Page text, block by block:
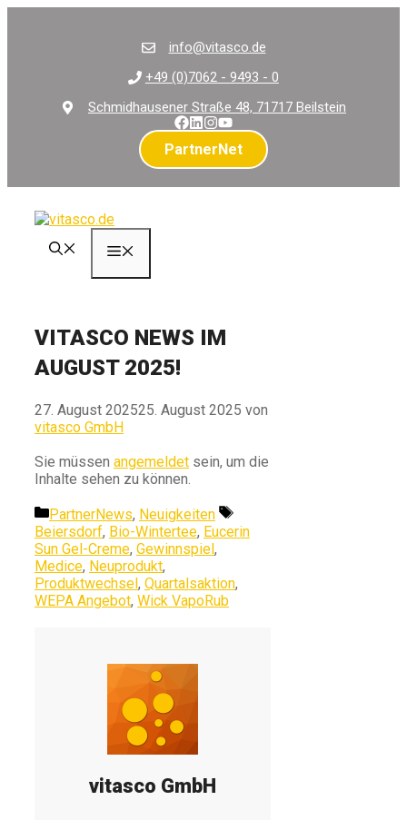
info@vitasco.de
+49 (0)7062 - 9493 - 0
Schmidhausener Straße 48, 71717 Beilstein
PartnerNet
VITASCO NEWS IM
AUGUST 2025!
27. August 202525. August 2025 von
vitasco GmbH
Sie müssen angemeldet sein, um die
Inhalte sehen zu können.
Kategorien
PartnerNews, Neuigkeiten
Schlagwörter
Beiersdorf, Bio-Wintertee, Eucerin
Sun Gel-Creme, Gewinnspiel ,
Medice, Neuprodukt,
Produktwechsel , Quartalsaktion,
WEPA Angebot, Wick VapoRub
vitasco GmbH